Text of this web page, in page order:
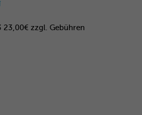
23,00€ zzgl. Gebühren